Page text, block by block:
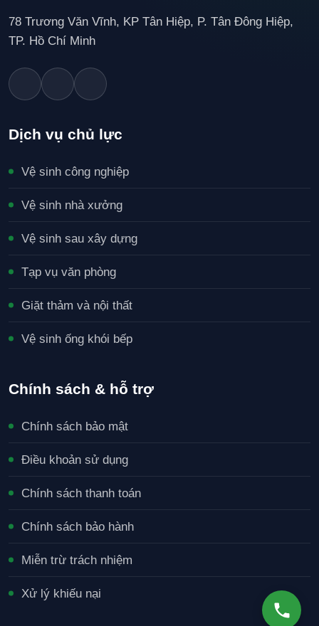
78 Trương Văn Vĩnh, KP Tân Hiệp, P. Tân Đông Hiệp,
TP. Hồ Chí Minh
Dịch vụ chủ lực
Vệ sinh công nghiệp
Vệ sinh nhà xưởng
Vệ sinh sau xây dựng
Tạp vụ văn phòng
Giặt thảm và nội thất
Vệ sinh ống khói bếp
Chính sách & hỗ trợ
Chính sách bảo mật
Điều khoản sử dụng
Chính sách thanh toán
Chính sách bảo hành
Miễn trừ trách nhiệm
Xử lý khiếu nại